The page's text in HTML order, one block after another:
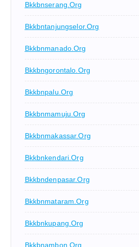
Bkkbnserang.org
Bkkbntanjungselor.org
Bkkbnmanado.org
Bkkbngorontalo.org
Bkkbnpalu.org
Bkkbnmamuju.org
Bkkbnmakassar.org
Bkkbnkendari.org
Bkkbndenpasar.org
Bkkbnmataram.org
Bkkbnkupang.org
Bkkbnambon.org